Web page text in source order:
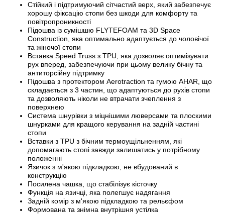
Стійкий і підтримуючий сітчастий верх, який забезпечує
хорошу фіксацію стопи без шкоди для комфорту та
повітропроникності
Підошва із сумішшю FLYTEFOAM та 3D Space
Construction, яка оптимально адаптується до чоловічої
та жіночої стопи
Вставка Speed Truss з TPU, яка дозволяє оптимізувати
рух вперед, забезпечуючи при цьому велику бічну та
антиторсійну підтримку
Підошва з протектором Aerotraction та гумою AHAR, що
складається з 3 частин, що адаптуються до рухів стопи
та дозволяють ніколи не втрачати зчеплення з
поверхнею
Система шнурівки з міцнішими люверсами та плоскими
шнурками для кращого керування на задній частині
стопи
Вставки з TPU з бічним термоущільненням, які
допомагають стопі завжди залишатись у потрібному
положенні
Язичок з м'якою підкладкою, не вбудований в
конструкцію
Посилена чашка, що стабілізує кісточку
Функція на язичці, яка полегшує надягання
Задній комір з м'якою підкладкою та рельєфом
Формована та знімна внутрішня устілка